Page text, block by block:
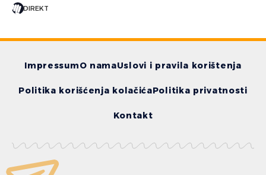
DIREKT
ImpressumO namaUslovi i pravila korištenja
Politika korišćenja kolačićaPolitika privatnosti
Kontakt